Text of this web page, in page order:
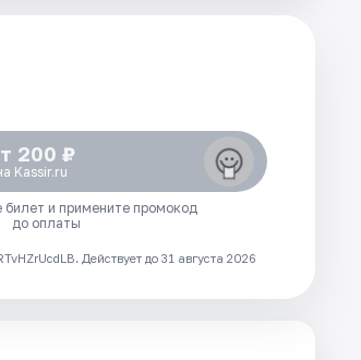
200 ₽
Kassir.ru
билет и примените промокод
до оплаты
Действует до 31 августа 2026